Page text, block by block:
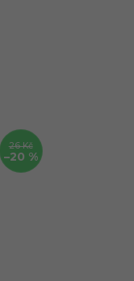
26 Kč
–20 %